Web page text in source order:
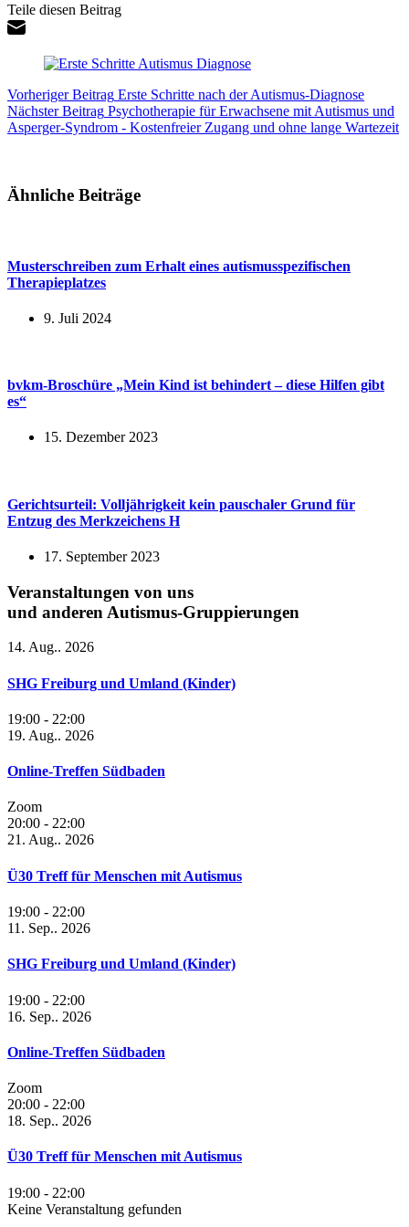
Teile diesen Beitrag
VorherigerBeitrag Erste Schritte nach der Autismus-Diagnose
NächsterBeitrag Psychotherapie für Erwachsene mit Autismus und
Asperger-Syndrom - Kostenfreier Zugang und ohne lange Wartezeit
Ähnliche Beiträge
Musterschreiben zum Erhalt eines autismusspezifischen
Therapieplatzes
9. Juli 2024
bvkm-Broschüre „Mein Kind ist behindert – diese Hilfen gibt
es“
15. Dezember 2023
Gerichtsurteil: Volljährigkeit kein pauschaler Grund für
Entzug des Merkzeichens H
17. September 2023
Veranstaltungen von uns
und anderen Autismus-Gruppierungen
14. Aug.. 2026
SHG Freiburg und Umland (Kinder)
19:00 - 22:00
19. Aug.. 2026
Online-Treffen Südbaden
Zoom
20:00 - 22:00
21. Aug.. 2026
Ü30 Treff für Menschen mit Autismus
19:00 - 22:00
11. Sep.. 2026
SHG Freiburg und Umland (Kinder)
19:00 - 22:00
16. Sep.. 2026
Online-Treffen Südbaden
Zoom
20:00 - 22:00
18. Sep.. 2026
Ü30 Treff für Menschen mit Autismus
19:00 - 22:00
Keine Veranstaltung gefunden